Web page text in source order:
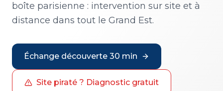
boîte parisienne : intervention sur site et à
distance dans tout le Grand Est.
Échange découverte 30 min
Site piraté ? Diagnostic gratuit